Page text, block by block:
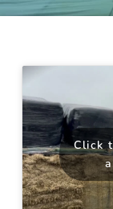
Click